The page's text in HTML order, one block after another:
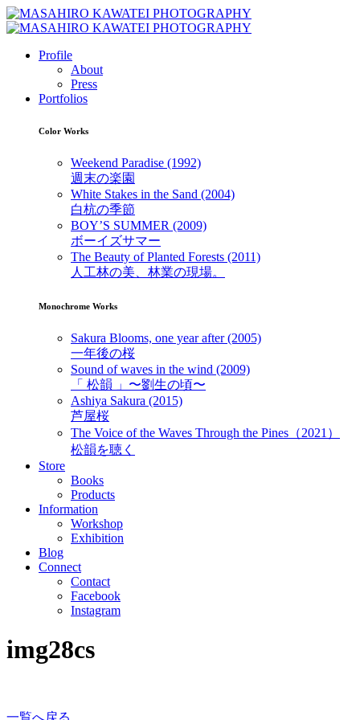
Profile
About
Press
Portfolios
Color Works
Weekend Paradise (1992)
週末の楽園
White Stakes in the Sand (2004)
白杭の季節
BOY’S SUMMER (2009)
ボーイズサマー
The Beauty of Planted Forests (2011)
人工林の美、林業の現場。
Monochrome Works
Sakura Blooms, one year after (2005)
一年後の桜
Sound of waves in the wind (2009)
「 松韻 」〜劉生の頃〜
Ashiya Sakura (2015)
芦屋桜
The Voice of the Waves Through the Pines（2021）
松韻を聴く
Store
Books
Products
Information
Workshop
Exhibition
Blog
Connect
Contact
Facebook
Instagram
img28cs
一覧へ戻る